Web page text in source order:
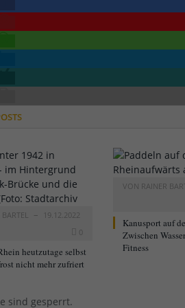
19.12.2022
0
heutzutage selbst
nicht mehr zufriert
VON RAINER
Kanusport auf
Zwischen
Fitness
sind gesperrt.